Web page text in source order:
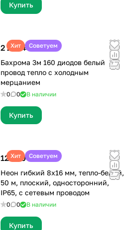
Купить
Хит Советуем
2 299 ₽
Бахрома 3м 160 диодов белый
провод тепло с холодным
мерцанием
0 0 В наличии
Купить
Хит Советуем
12 900 ₽
Неон гибкий 8х16 мм, тепло-белый,
50 м, плоский, односторонний,
IP65, с сетевым проводом
0 0 В наличии
Купить